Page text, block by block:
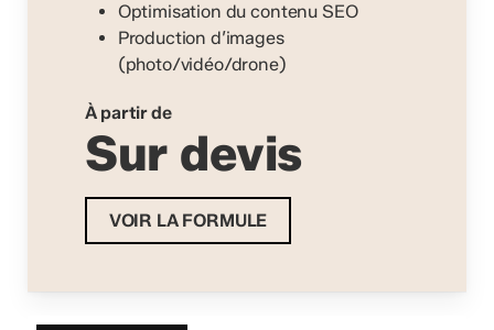
Optimisation du contenu SEO
Production d’images
(photo/vidéo/drone)
À partir de
Sur devis
VOIR LA FORMULE